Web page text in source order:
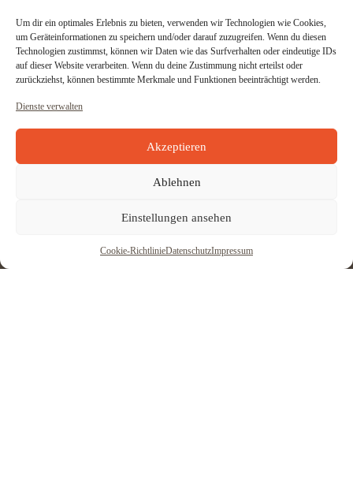
Um dir ein optimales Erlebnis zu bieten, verwenden wir Technologien wie Cookies,
um Geräteinformationen zu speichern und/oder darauf zuzugreifen. Wenn du diesen
Technologien zustimmst, können wir Daten wie das Surfverhalten oder eindeutige IDs
auf dieser Website verarbeiten. Wenn du deine Zustimmung nicht erteilst oder
zurückziehst, können bestimmte Merkmale und Funktionen beeinträchtigt werden.
Dienste verwalten
Akzeptieren
Ablehnen
Einstellungen ansehen
Cookie-RichtlinieDatenschutzImpressum